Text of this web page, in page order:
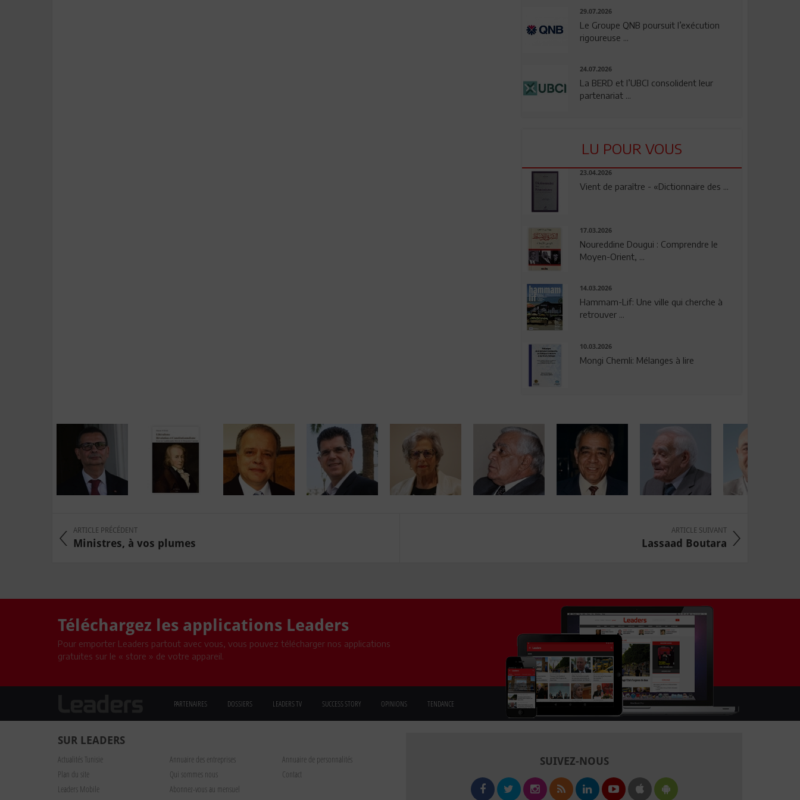
29.07.2026
Le Groupe QNB poursuit l’exécution
rigoureuse ...
24.07.2026
La BERD et l’UBCI consolident leur
partenariat ...
LU POUR VOUS
23.04.2026
Vient de paraître - «Dictionnaire des ...
17.03.2026
Noureddine Dougui : Comprendre le
Moyen-Orient, ...
14.03.2026
Hammam-Lif: Une ville qui cherche à
retrouver ...
10.03.2026
Mongi Chemli: Mélanges à lire
ARTICLE PRÉCÉDENT
Ministres, à vos plumes
ARTICLE SUIVANT
Lassaad Boutara
Téléchargez les applications Leaders
Pour emporter Leaders partout avec vous, vous pouvez télécharger nos applications
gratuites sur le « store » de votre appareil.
PARTENAIRES DOSSIERS LEADERS TV SUCCESS STORY OPINIONS TENDANCE
SUR LEADERS
Actualités Tunisie Annuaire des entreprises
Annuaire de personnalités
Plan du site
Qui sommes nous
Contact
Leaders Mobile
Abonnez-vous au mensuel
SUIVEZ-NOUS